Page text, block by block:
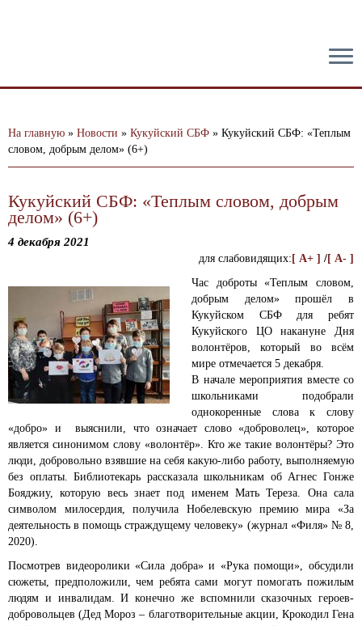
На главную » Новости » Кукуйский СБФ » Кукуйский СБФ: «Теплым
словом, добрым делом» (6+)
Кукуйский СБФ: «Теплым словом, добрым
делом» (6+)
4 декабря 2021
для слабовидящих: [ A+ ] /[ A- ]
Час доброты «Теплым словом,
добрым делом» прошёл в
Кукуйском СБФ для ребят
Кукуйского ЦО накануне Дня
волонтёров, который во всём
мире отмечается 5 декабря.
В начале мероприятия вместе со
школьниками подобрали
однокоренные слова к слову
«добро» и выяснили, что означает слово «доброволец», которое
является синонимом слову «волонтёр». Кто же такие волонтёры? Это
люди, добровольно взявшие на себя какую-либо работу, выполняемую
без оплаты.Библиотекарь рассказала школьникам обАгнес Гонже
Бояджиу, которую весь знаетпод именем Мать Тереза. Она сала
символом милосердия, получила Нобелевскую премиюмира «За
деятельность в помощьстраждущему человеку» (журнал «Филя» № 8,
2020).
Посмотрев видеоролики «Сила добра» и «Рука помощи», обсудили
сюжеты, предположили, чем ребята сами могут помогать пожилым
людям и инвалидам. И конечно же вспомнили сказочных героев-
добровольцев (Дед Мороз – благотворительные акции, Крокодил Гена